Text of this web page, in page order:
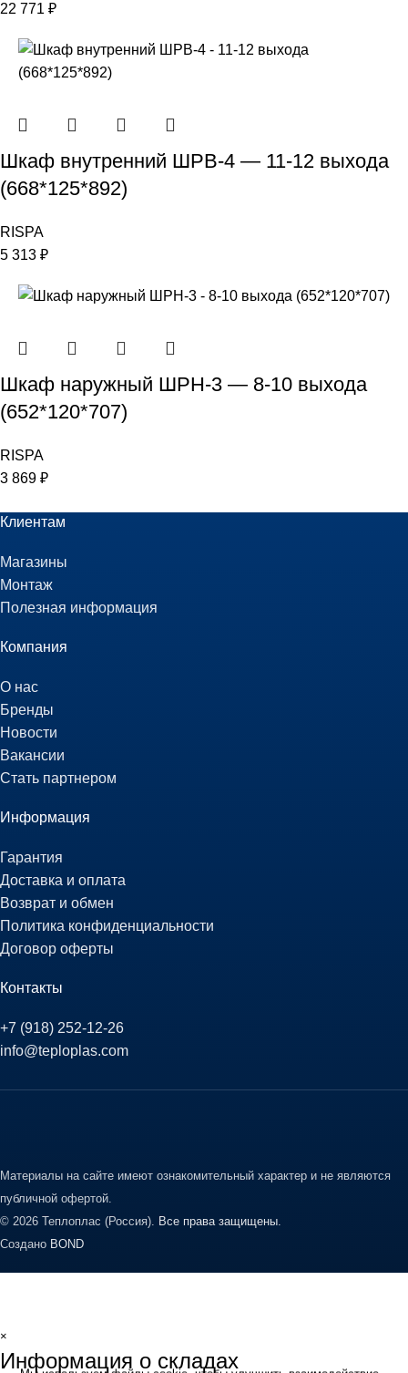
22 771 ₽
Шкаф внутренний ШРВ-4 — 11-12 выхода
(668*125*892)
RISPA
5 313 ₽
Шкаф наружный ШРН-3 — 8-10 выхода
(652*120*707)
RISPA
3 869 ₽
Клиентам
Магазины
Монтаж
Полезная информация
Компания
О нас
Бренды
Новости
Вакансии
Стать партнером
Информация
Гарантия
Доставка и оплата
Возврат и обмен
Политика конфиденциальности
Договор оферты
Контакты
+7 (918) 252-12-26
info@teploplas.com
Материалы на сайте имеют ознакомительный характер и не являются
публичной офертой.
© 2026 Теплоплас (Россия). Все права защищены.
Создано BOND
×
Информация о складах